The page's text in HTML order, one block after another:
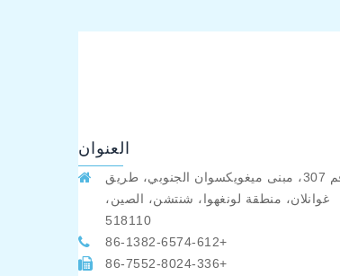
العنوان
رقم 307، مبنى ميغويكسوان الجنوبي، طريق
غوانلان، منطقة لونغهوا، شنتشن، الصين،
518110
+86-1382-6574-612
+86-7552-8024-336